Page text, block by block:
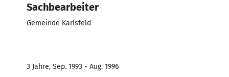
Sachbearbeiter
Gemeinde Karlsfeld
3 Jahre, Sep. 1993 - Aug. 1996